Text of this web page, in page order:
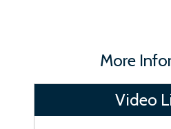
More
Video